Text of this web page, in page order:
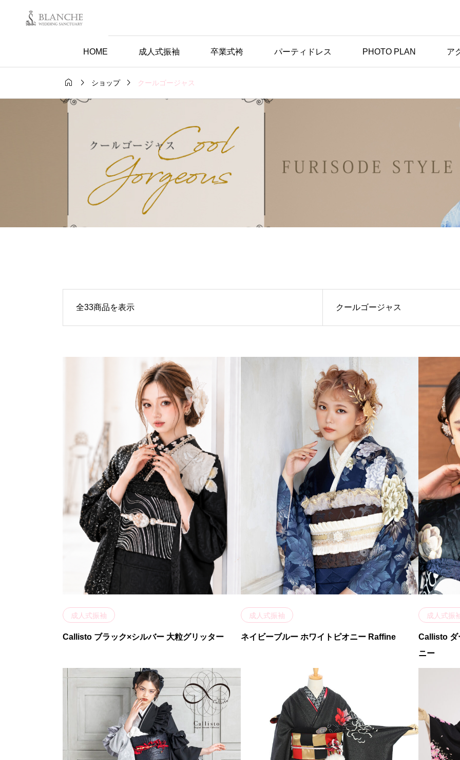
HOME 成人式振袖 卒業式袴 パーティドレス PHOTO PLAN ア
  ショップ  クールゴージャス
全33商品を表示 クールゴージャス
成人式振袖
Callisto ブラック×シルバー 大粒グリッター
成人式振袖
ネイビーブルー ホワイトピオニー Raffine
成人式振
Callisto ダ
ニー